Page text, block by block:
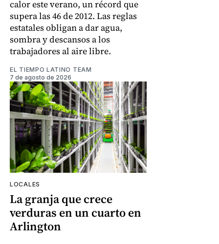
calor este verano, un récord que
supera las 46 de 2012. Las reglas
estatales obligan a dar agua,
sombra y descansos a los
trabajadores al aire libre.
EL TIEMPO LATINO TEAM
7 de agosto de 2026
LOCALES
La granja que crece
verduras en un cuarto en
Arlington